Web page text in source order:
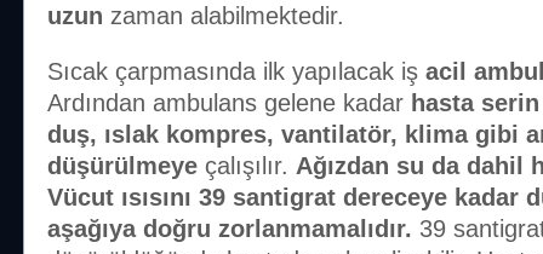
uzun zaman alabilmektedir.
Sıcak çarpmasında ilk yapılacak iş acil
Ardından ambulans gelene kadar hasta
duş, ıslak kompres, vantilatör, klima gibi
düşürülmeye çalışılır. Ağızdan su da dahil
Vücut ısısını 39 santigrat dereceye kadar
aşağıya doğru zorlanmamalıdır. 39